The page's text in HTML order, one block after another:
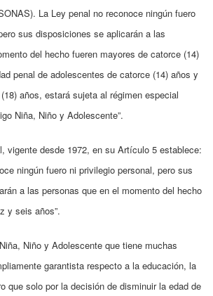
La Ley penal no reconoce ningún fuero
sus disposiciones se aplicarán a las
del hecho fueren mayores de catorce (14)
penal de adolescentes de catorce (14) años y
años, estará sujeta al régimen especial
Niña, Niño y Adolescente”.
vigente desde 1972, en su Artículo 5 establece:
ningún fuero ni privilegio personal, pero sus
a las personas que en el momento del hecho
y seis años”.
Niño y Adolescente que tiene muchas
garantista respecto a la educación, la
que solo por la decisión de disminuir la edad de